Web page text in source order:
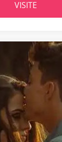
VISITE